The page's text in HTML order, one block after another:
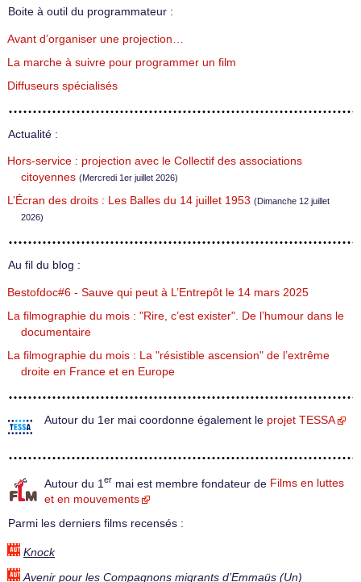
Boite à outil du programmateur :
Avant d’organiser une projection…
La marche à suivre pour programmer un film
Diffuseurs spécialisés
Actualité :
Hors-service : projection avec le Collectif des associations
citoyennes (Mercredi 1er juillet 2026)
L’Écran des droits : Les Balles du 14 juillet 1953 (Dimanche 12 juillet
2026)
Au fil du blog :
Bestofdoc#6 - Sauve qui peut à L’Entrepôt le 14 mars 2025
La filmographie du mois : "Rire, c’est exister". De l’humour dans le
documentaire
La filmographie du mois : La "résistible ascension" de l’extrême
droite en France et en Europe
Autour du 1er mai coordonne également le projet TESSA
Autour du 1 er mai est membre fondateur de Films en luttes
et en mouvements
Parmi les derniers films recensés :
Knock
Avenir pour les Compagnons migrants d’Emmaüs (Un)